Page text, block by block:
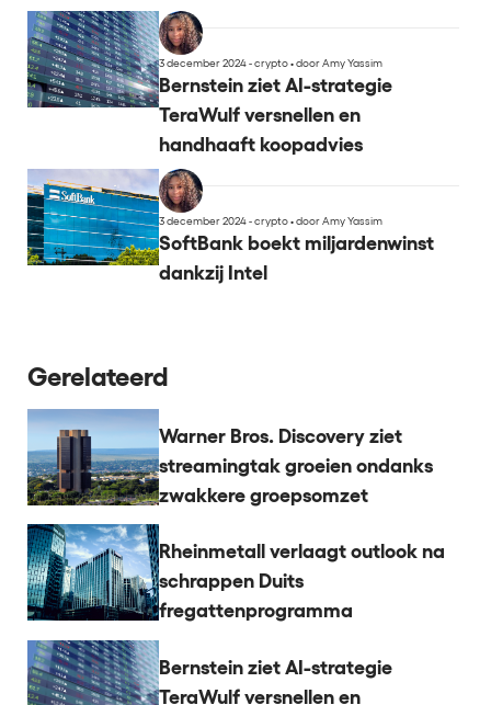
3 december 2024 - crypto•door Amy Yassim
Bernstein ziet AI-strategie
TeraWulf versnellen en
handhaaft koopadvies
3 december 2024 - crypto•door Amy Yassim
SoftBank boekt miljardenwinst
dankzij Intel
Gerelateerd
Warner Bros. Discovery ziet
streamingtak groeien ondanks
zwakkere groepsomzet
Rheinmetall verlaagt outlook na
schrappen Duits
fregattenprogramma
Bernstein ziet AI-strategie
TeraWulf versnellen en